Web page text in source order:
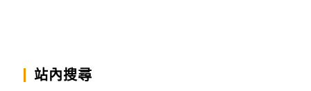
站內搜尋